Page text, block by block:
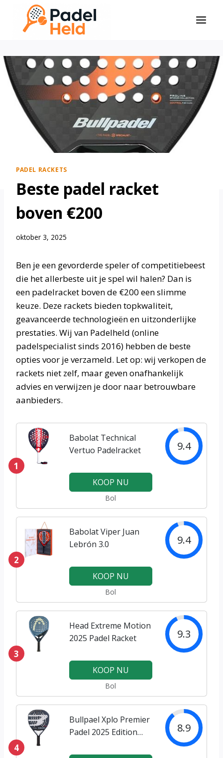
Doorgaan
inhoud
PADEL RACKETS
Beste padel racket
boven €200
oktober 3, 2025
Ben je een gevorderde speler of competitiebeest
die het allerbeste uit je spel wil halen? Dan is
een padelracket boven de €200 een slimme
keuze. Deze rackets bieden topkwaliteit,
geavanceerde technologieën en uitzonderlijke
prestaties. Wij van Padelheld (online
padelspecialist sinds 2016) hebben de beste
opties voor je verzameld. Let op: wij verkopen de
rackets niet zelf, maar geven onafhankelijk
advies en verwijzen je door naar betrouwbare
aanbieders.
1
Babolat Technical
Vertuo Padelracket
9.4
KOOP NU
Bol
2
Babolat Viper Juan
Lebrón 3.0
9.4
KOOP NU
Bol
3
Head Extreme Motion
2025 Padel Racket
9.3
KOOP NU
Bol
4
Bullpael Xplo Premier
Padel 2025 Edition
8.9